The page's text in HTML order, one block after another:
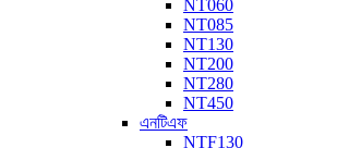
NT060
NT085
NT130
NT200
NT280
NT450
এনটিএফ
NTF130